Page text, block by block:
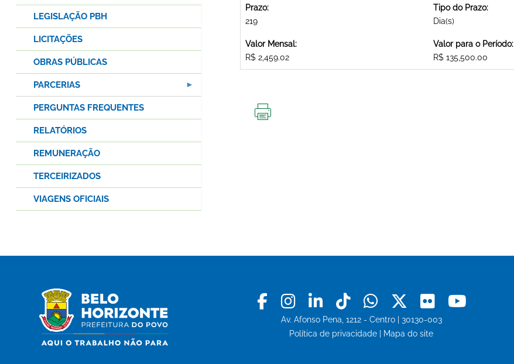
Prazo:
219
Tipo do Prazo:
Dia(s)
Valor Mensal:
R$ 2,459.02
Valor para o Período:
R$ 135,500.00
LEGISLAÇÃO PBH
LICITAÇÕES
OBRAS PÚBLICAS
PARCERIAS
PERGUNTAS FREQUENTES
RELATÓRIOS
REMUNERAÇÃO
TERCEIRIZADOS
VIAGENS OFICIAIS
Facebook
Instagram
LinkedinTiktokWhatsapp
X Flickr
Av. Afonso Pena, 1212 - Centro | 30130-003
Política de privacidade
Mapa do site